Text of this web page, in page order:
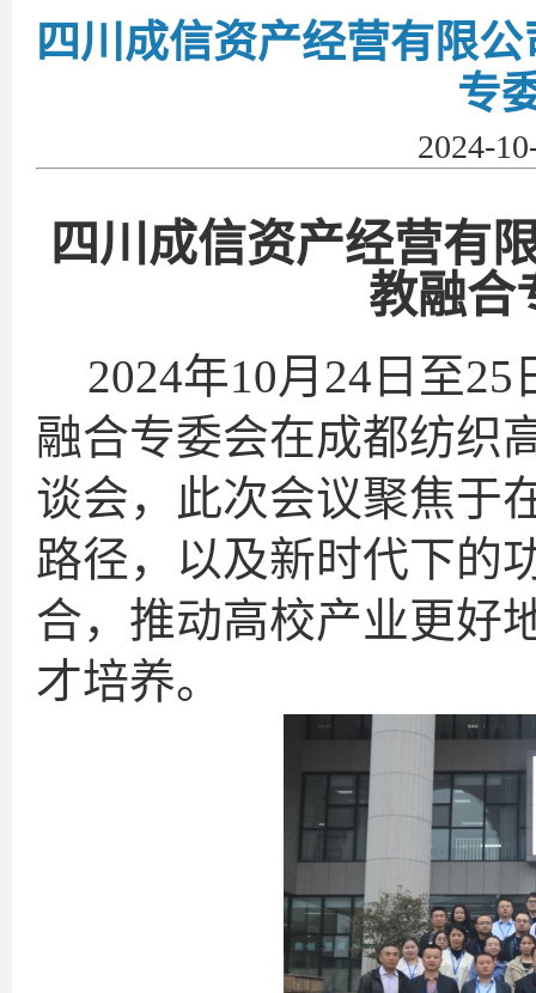
四川成信资产经营有限
专
2024-
四川成信资产经营有
教融合
2024年10月24日至
融合专委会在成都纺织
谈会，此次会议聚焦于
路径，以及新时代下的
合，推动高校产业更好
才培养。